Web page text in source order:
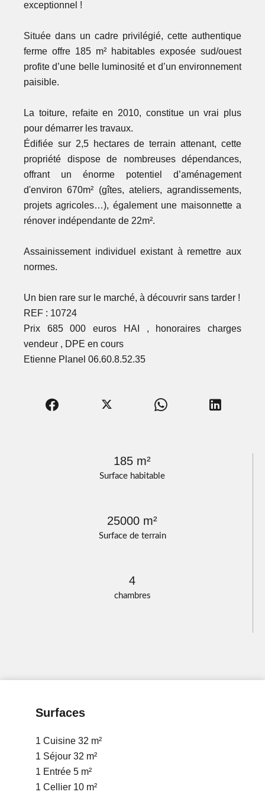
Surface habitable
185 m²
Surface de terrain
25000 m²
chambres
4
exceptionnel !
Située dans un cadre privilégié, cette authentique
ferme offre 185 m² habitables exposée sud/ouest
profite d’une belle luminosité et d’un environnement
paisible.
La toiture, refaite en 2010, constitue un vrai plus
pour démarrer les travaux.
Édifiée sur 2,5 hectares de terrain attenant, cette
propriété dispose de nombreuses dépendances,
offrant un énorme potentiel d’aménagement
d'environ 670m² (gîtes, ateliers, agrandissements,
projets agricoles…), également une maisonnette a
rénover indépendante de 22m².
Assainissement individuel existant à remettre aux
normes.
Un bien rare sur le marché, à découvrir sans tarder !
REF : 10724
Prix 685 000 euros HAI , honoraires charges
vendeur , DPE en cours
Etienne Planel 06.60.8.52.35
Surfaces
1 Cuisine 32 m²
1 Séjour 32 m²
1 Entrée 5 m²
1 Cellier 10 m²